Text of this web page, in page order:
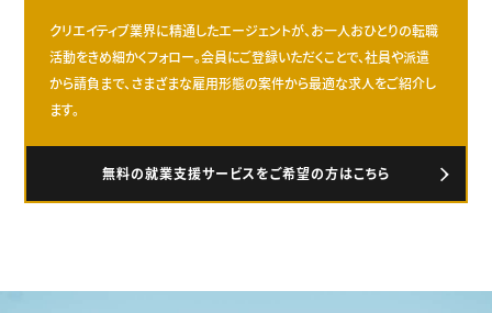
クリエイティブ業界に精通したエージェントが、お一人おひとりの転職
活動をきめ細かくフォロー。会員にご登録いただくことで、社員や派遣
から請負まで、さまざまな雇用形態の案件から最適な求人をご紹介し
ます。
無料の就業支援サービスをご希望の方はこちら